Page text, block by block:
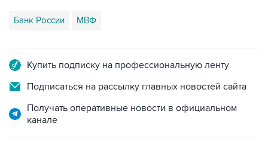
Банк России МВФ
Купить подписку на профессиональную ленту
Подписаться на рассылку главных новостей сайта
Получать оперативные новости в официальном
канале